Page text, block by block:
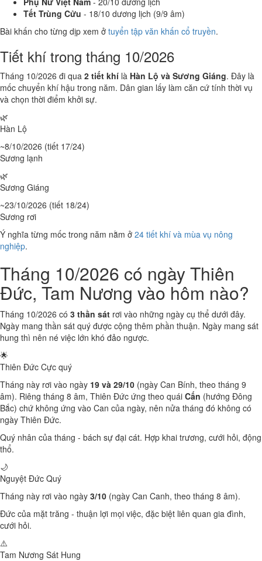
Tết Trùng Cửu - 18/10 dương lịch (9/9 âm)
Bài khấn cho từng dịp xem ở tuyển tập văn khấn cổ truyền.
Tiết khí trong tháng 10/2026
Tháng 10/2026 đi qua 2 tiết khí là Hàn Lộ và Sương Giáng. Đây là
mốc chuyển khí hậu trong năm. Dân gian lấy làm căn cứ tính thời vụ
và chọn thời điểm khởi sự.
🌿
Hàn Lộ
~8/10/2026 (tiết 17/24)
Sương lạnh
🌿
Sương Giáng
~23/10/2026 (tiết 18/24)
Sương rơi
Ý nghĩa từng mốc trong năm nằm ở 24 tiết khí và mùa vụ nông
nghiệp.
Tháng 10/2026 có ngày Thiên
Đức, Tam Nương vào hôm nào?
Tháng 10/2026 có 3 thần sát rơi vào những ngày cụ thể dưới đây.
Ngày mang thần sát quý được cộng thêm phần thuận. Ngày mang sát
hung thì nên né việc lớn khó đảo ngược.
🌟
Thiên Đức Cực quý
Tháng này rơi vào ngày 19 và 29/10 (ngày Can Bính, theo tháng 9
âm). Riêng tháng 8 âm, Thiên Đức ứng theo quái Cấn (hướng Đông
Bắc) chứ không ứng vào Can của ngày, nên nửa tháng đó không có
ngày Thiên Đức.
Quý nhân của tháng - bách sự đại cát. Hợp khai trương, cưới hỏi, động
thổ.
🌙
Nguyệt Đức Quý
Tháng này rơi vào ngày 3/10 (ngày Can Canh, theo tháng 8 âm).
Đức của mặt trăng - thuận lợi mọi việc, đặc biệt liên quan gia đình,
cưới hỏi.
⚠️
Tam Nương Sát Hung